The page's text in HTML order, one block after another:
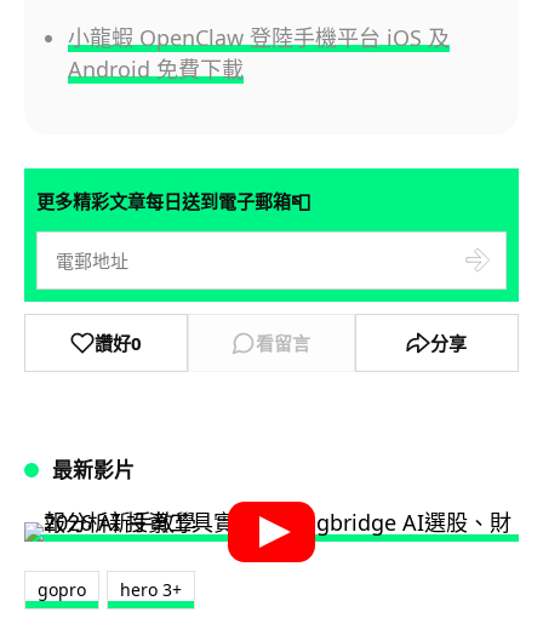
小龍蝦 OpenClaw 登陸手機平台 iOS 及
Android 免費下載
更多精彩文章每日送到電子郵箱📮
讚好0 看留言 分享
最新影片
gopro hero 3+